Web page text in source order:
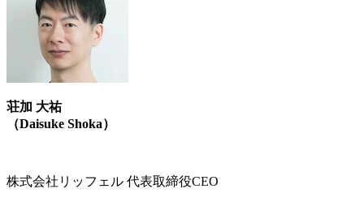
荘加 大祐
（Daisuke Shoka）
株式会社リッフェル 代表取締役CEO